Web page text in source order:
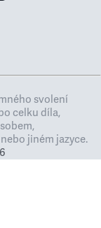
svolení
celku díla,
jiném jazyce.